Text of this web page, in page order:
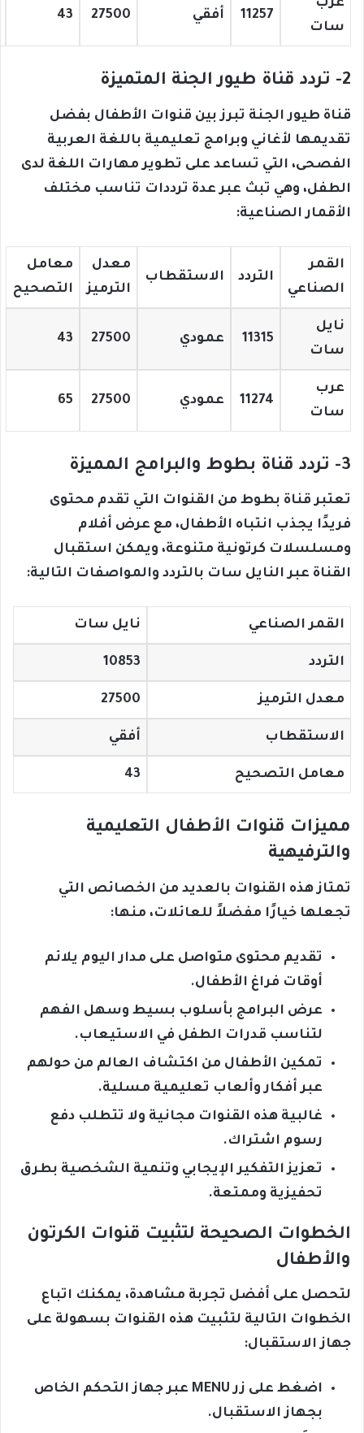
عرب
سات
11257 أفقي 27500
43
2- تردد قناة طيور الجنة المتميزة
قناة طيور الجنة تبرز بين قنوات الأطفال بفضل
تقديمها لأغاني وبرامج تعليمية باللغة العربية
الفصحى، التي تساعد على تطوير مهارات اللغة لدى
الطفل، وهي تبث عبر عدة ترددات تناسب مختلف
الأقمار الصناعية:
القمر
الصناعي
التردد الاستقطاب
معدل
الترميز
معامل
التصحيح
نايل
سات
11315 عمودي 27500
43
عرب
سات
11274 عمودي 27500
65
3- تردد قناة بطوط والبرامج المميزة
تعتبر قناة بطوط من القنوات التي تقدم محتوى
فريدًا يجذب انتباه الأطفال، مع عرض أفلام
ومسلسلات كرتونية متنوعة، ويمكن استقبال
القناة عبر النايل سات بالتردد والمواصفات التالية:
القمر الصناعي نايل سات
التردد 10853
معدل الترميز 27500
الاستقطاب أفقي
معامل التصحيح 43
مميزات قنوات الأطفال التعليمية
والترفيهية
تمتاز هذه القنوات بالعديد من الخصائص التي
تجعلها خيارًا مفضلاً للعائلات، منها:
تقديم محتوى متواصل على مدار اليوم يلائم
أوقات فراغ الأطفال.
عرض البرامج بأسلوب بسيط وسهل الفهم
لتناسب قدرات الطفل في الاستيعاب.
تمكين الأطفال من اكتشاف العالم من حولهم
عبر أفكار وألعاب تعليمية مسلية.
غالبية هذه القنوات مجانية ولا تتطلب دفع
رسوم اشتراك.
تعزيز التفكير الإيجابي وتنمية الشخصية بطرق
تحفيزية وممتعة.
الخطوات الصحيحة لتثبيت قنوات الكرتون
والأطفال
لتحصل على أفضل تجربة مشاهدة، يمكنك اتباع
الخطوات التالية لتثبيت هذه القنوات بسهولة على
جهاز الاستقبال:
اضغط على زر MENU عبر جهاز التحكم الخاص
بجهاز الاستقبال.